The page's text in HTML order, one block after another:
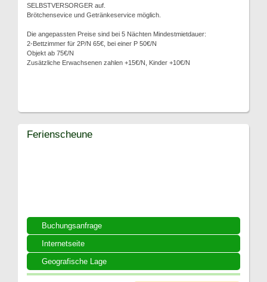
SELBSTVERSORGER auf.
Brötchensevice und Getränkeservice möglich.
Die angepassten Preise sind bei 5 Nächten Mindestmietdauer:
2-Bettzimmer für 2P/N 65€, bei einer P 50€/N
Objekt ab 75€/N
Zusätzliche Erwachsenen zahlen +15€/N, Kinder +10€/N
Buchungsanfrage
Internetseite
Geografische Lage
Ferienscheune